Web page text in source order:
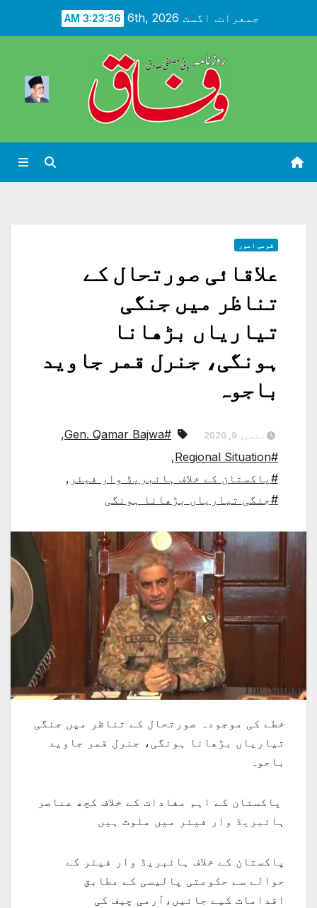
جمعرات. اگست 6th, 2026 3:23:38 AM
قومی امور
علاقائی صورتحال کے
تناظر میں جنگی
تیاریاں بڑھانا
ہونگی، جنرل قمر جاوید
باجوہ
ستمبر 9, 2020 #Gen. Qamar Bajwa
,
#Regional Situation
,
#پاکستان کے خلاف ہائبریڈ وار فیئر ,
#جنگی تیاریاں بڑھانا ہونگی
خطے کی موجودہ صورتحال کے تناظر میں جنگی
تیاریاں بڑھانا ہونگی، جنرل قمر جاوید
باجوہ
پاکستان کے اہم مفادات کے خلاف کچھ عناصر
ہائبریڈ وار فیئر میں ملوث ہیں
پاکستان کے خلاف ہائبریڈ وار فیئر کے
حوالے سے حکومتی پالیسی کے مطابق
اقدامات کیے جائیں،آرمی چیف کی